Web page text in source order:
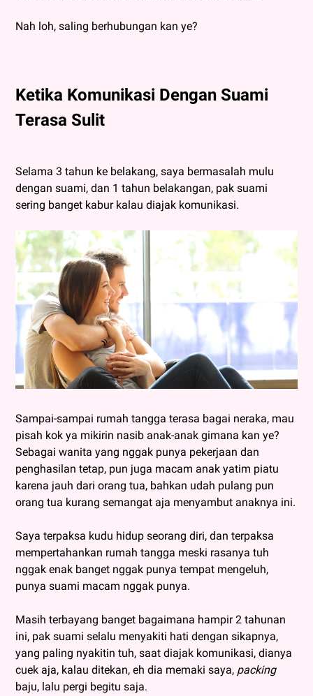
Nah loh, saling berhubungan kan ye?
Ketika Komunikasi Dengan Suami
Terasa Sulit
Selama 3 tahun ke belakang, saya bermasalah mulu
dengan suami, dan 1 tahun belakangan, pak suami
sering banget kabur kalau diajak komunikasi.
Sampai-sampai rumah tangga terasa bagai neraka, mau
pisah kok ya mikirin nasib anak-anak gimana kan ye?
Sebagai wanita yang nggak punya pekerjaan dan
penghasilan tetap, pun juga macam anak yatim piatu
karena jauh dari orang tua, bahkan udah pulang pun
orang tua kurang semangat aja menyambut anaknya ini.
Saya terpaksa kudu hidup seorang diri, dan terpaksa
mempertahankan rumah tangga meski rasanya tuh
nggak enak banget nggak punya tempat mengeluh,
punya suami macam nggak punya.
Masih terbayang banget bagaimana hampir 2 tahunan
ini, pak suami selalu menyakiti hati dengan sikapnya,
yang paling nyakitin tuh, saat diajak komunikasi, dianya
cuek aja, kalau ditekan, eh dia memaki saya, packing
baju, lalu pergi begitu saja.